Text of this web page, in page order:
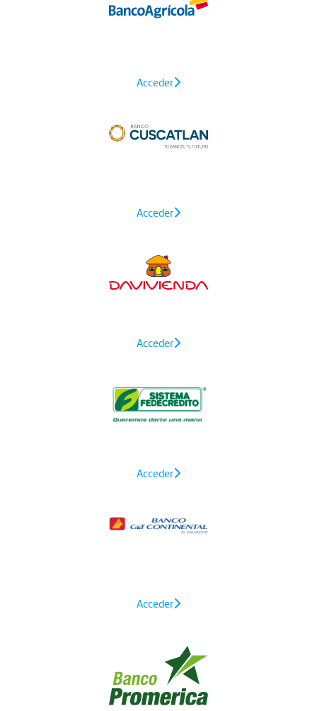
Acceder
Acceder
Acceder
Acceder
Acceder